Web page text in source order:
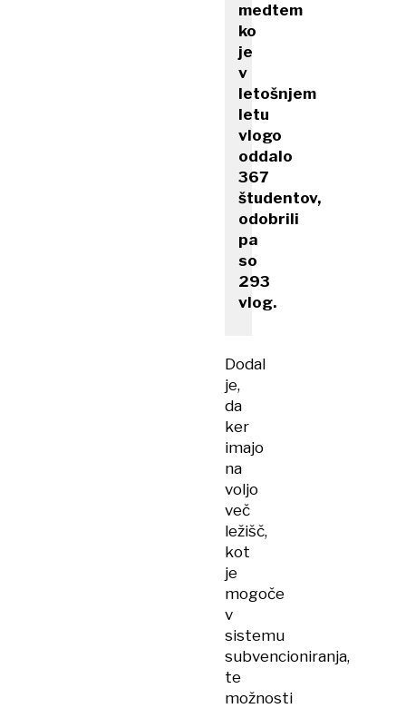
medtem
ko
je
v
letošnjem
letu
vlogo
oddalo
367
študentov,
odobrili
pa
so
293
vlog.
Dodal
je,
da
ker
imajo
na
voljo
več
ležišč,
kot
je
mogoče
v
sistemu
subvencioniranja,
te
možnosti